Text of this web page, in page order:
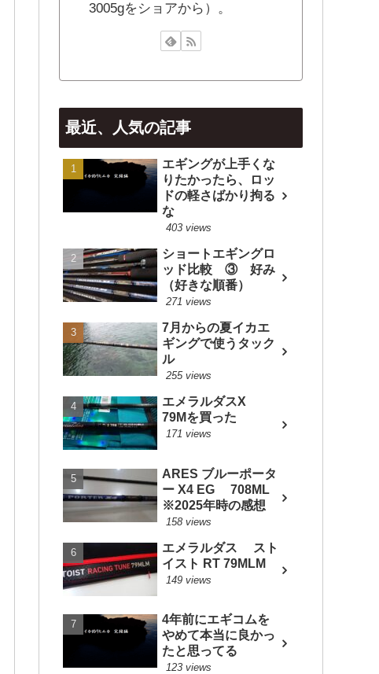
3005gをショアから）。
最近、人気の記事
エギングが上手くな
りたかったら、ロッ
ドの軽さばかり拘る
な
403 views
ショートエギングロ
ッド比較 ③ 好み
（好きな順番）
271 views
7月からの夏イカエ
ギングで使うタック
ル
255 views
エメラルダスX
79Mを買った
171 views
ARES ブルーポータ
ー X4 EG 708ML
※2025年時の感想
158 views
エメラルダス スト
イスト RT 79MLM
149 views
4年前にエギコムを
やめて本当に良かっ
たと思ってる
123 views